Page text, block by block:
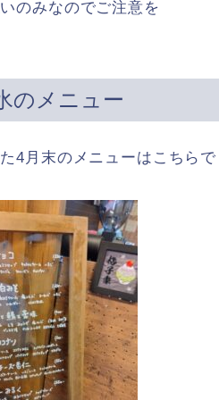
のみなのでご注意を
のメニュー
4月末のメニューはこちら